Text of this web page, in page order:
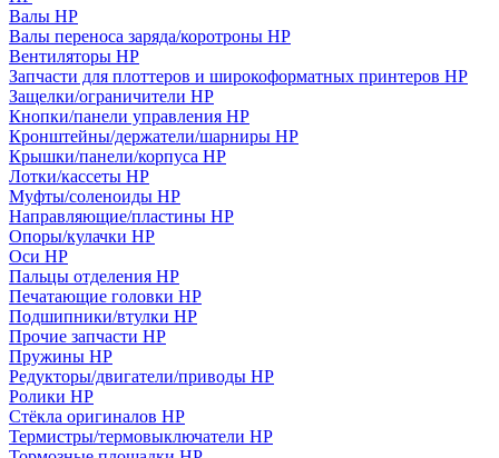
Валы HP
Валы переноса заряда/коротроны HP
Вентиляторы HP
Запчасти для плоттеров и широкоформатных принтеров HP
Защелки/ограничители HP
Кнопки/панели управления HP
Кронштейны/держатели/шарниры HP
Крышки/панели/корпуса HP
Лотки/кассеты HP
Муфты/соленоиды HP
Направляющие/пластины HP
Опоры/кулачки HP
Оси HP
Пальцы отделения HP
Печатающие головки HP
Подшипники/втулки HP
Прочие запчасти HP
Пружины HP
Редукторы/двигатели/приводы HP
Ролики HP
Стёкла оригиналов HP
Термистры/термовыключатели HP